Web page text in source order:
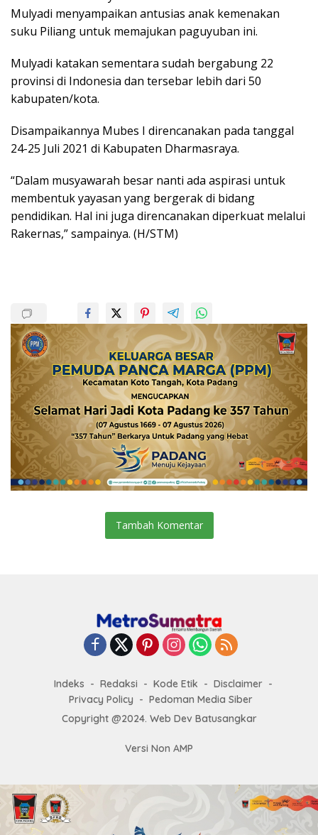
Mulyadi menyampaikan antusias anak kemenakan
suku Piliang untuk memajukan paguyuban ini.
Mulyadi katakan sementara sudah bergabung 22
provinsi di Indonesia dan tersebar lebih dari 50
kabupaten/kota.
Disampaikannya Mubes I direncanakan pada tanggal
24-25 Juli 2021 di Kabupaten Dharmasraya.
“Dalam musyawarah besar nanti ada aspirasi untuk
membentuk yayasan yang bergerak di bidang
pendidikan. Hal ini juga direncanakan diperkuat melalui
Rakernas,” sampainya. (H/STM)
Tambah Komentar
Indeks Redaksi Kode Etik
Disclaimer
Privacy Policy
Pedoman Media Siber
Copyright @2024. Web Dev Batusangkar
Versi Non AMP